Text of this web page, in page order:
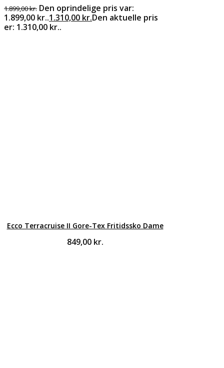
1.899,00kr. Den oprindelige pris var:
1.899,00 kr..1.310,00 kr.Den aktuelle pris
er: 1.310,00 kr..
Ecco Terracruise II Gore-Tex Fritidssko Dame
849,00 kr.